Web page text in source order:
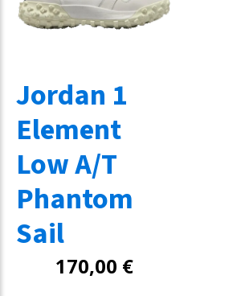
Jordan 1
Element
Low A/T
Phantom
Sail
170,00 €